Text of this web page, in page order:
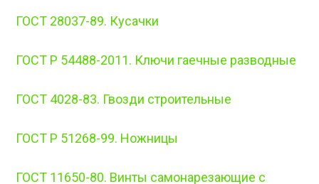
ГОСТ 28037-89. Кусачки
ГОСТ Р 54488-2011. Ключи гаечные разводные
ГОСТ 4028-83. Гвозди строительные
ГОСТ Р 51268-99. Ножницы
ГОСТ 11650-80. Винты самонарезающие с